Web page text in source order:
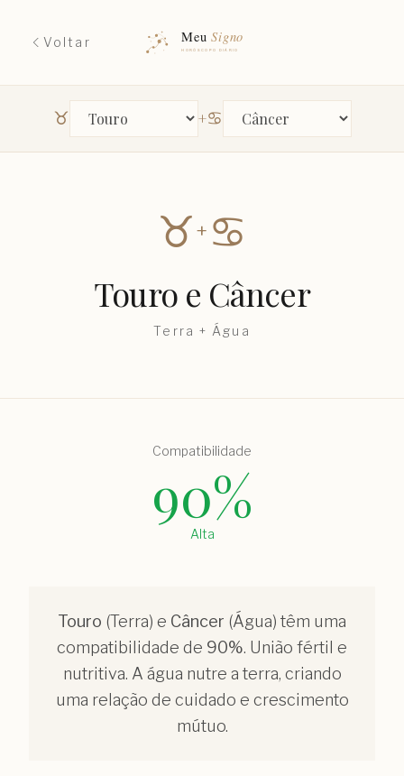
Voltar
Primeiro signo
♉︎ +
Segundo signo
♋︎
♉︎+ ♋︎
Touroe Câncer
Terra + Água
Compatibilidade
90%
Alta
Touro (Terra) e Câncer (Água) têm uma
compatibilidade de 90%. União fértil e
nutritiva. A água nutre a terra, criando
uma relação de cuidado e crescimento
mútuo.